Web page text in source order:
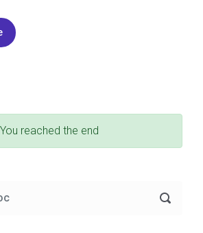
You reached the end